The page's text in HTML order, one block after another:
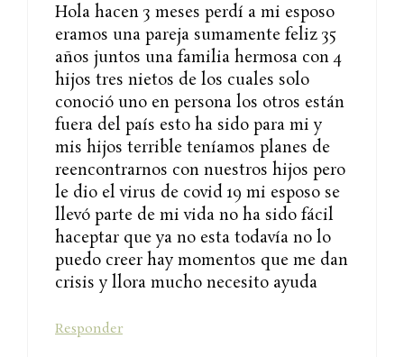
Hola hacen 3 meses perdí a mi esposo
eramos una pareja sumamente feliz 35
años juntos una familia hermosa con 4
hijos tres nietos de los cuales solo
conoció uno en persona los otros están
fuera del país esto ha sido para mi y
mis hijos terrible teníamos planes de
reencontrarnos con nuestros hijos pero
le dio el virus de covid 19 mi esposo se
llevó parte de mi vida no ha sido fácil
haceptar que ya no esta todavía no lo
puedo creer hay momentos que me dan
crisis y llora mucho necesito ayuda
Responder